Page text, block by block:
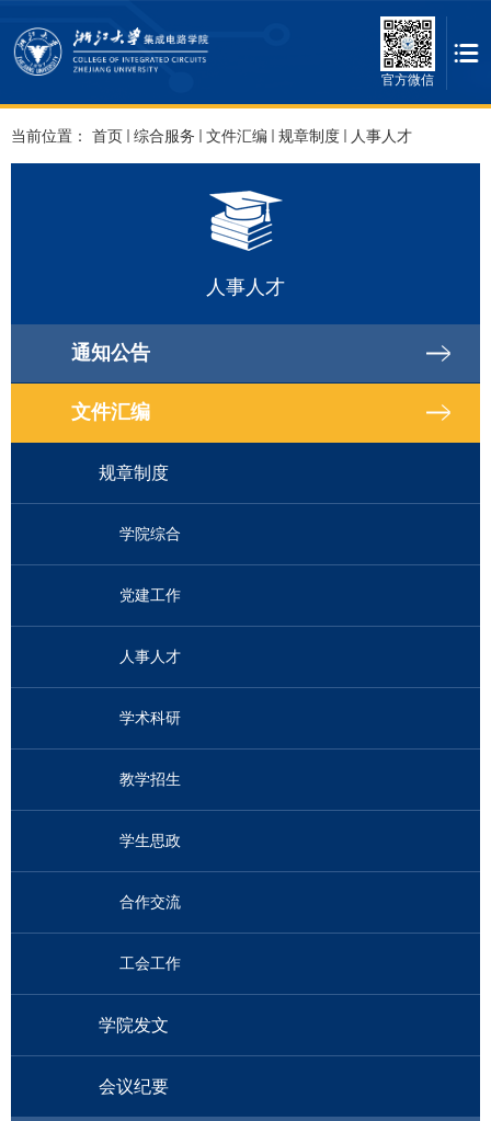
官方微信
当前位置： 首页 综合服务 文件汇编 规章制度 人事人才
人事人才
通知公告
文件汇编
规章制度
学院综合
党建工作
人事人才
学术科研
教学招生
学生思政
合作交流
工会工作
学院发文
会议纪要